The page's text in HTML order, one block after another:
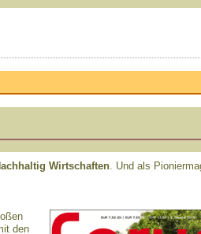
Wirtschaften. Und als
den